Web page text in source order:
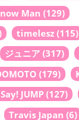
Man (129)
timelesz (115)
ジュニア (317)
(179)
JUMP (127)
Travis Japan (6)